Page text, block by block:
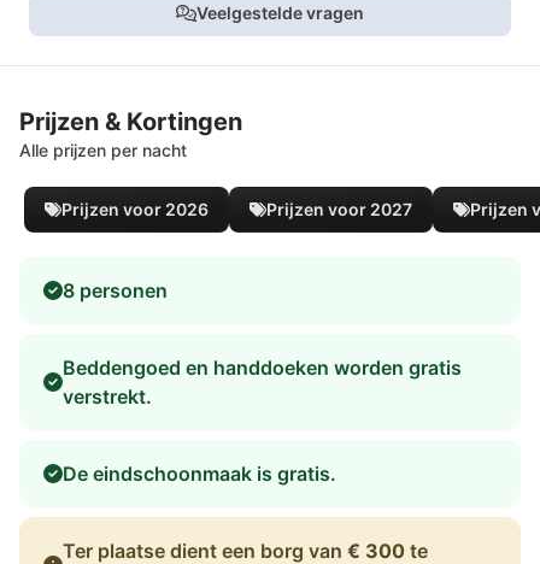
Veelgestelde vragen
Prijzen & Kortingen
Alle prijzen per nacht
Prijzen voor 2026 Prijzen voor 2027 Prijzen
8 personen
Beddengoed en handdoeken worden gratis
verstrekt.
De eindschoonmaak is gratis.
Ter plaatse dient een borg van € 300 te